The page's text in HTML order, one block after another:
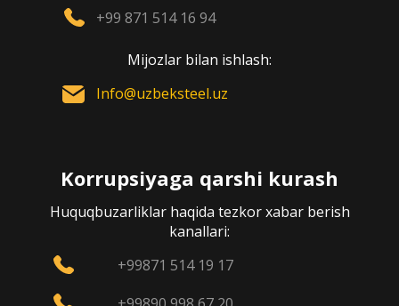
+99 871 514 16 94
Mijozlar bilan ishlash:
Info@uzbeksteel.uz
Korrupsiyaga qarshi kurash
Huquqbuzarliklar haqida tezkor xabar berish
kanallari:
+99871 514 19 17